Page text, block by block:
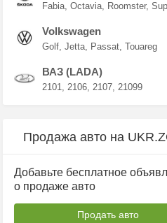
Fabia Octavia Roomster
Volkswagen
Golf Jetta Passat Touareg
ВАЗ (LADA)
2101 2106 2107 21099
Продажа авто на
Добавьте бесплатное
о продаже авто
Продать авто